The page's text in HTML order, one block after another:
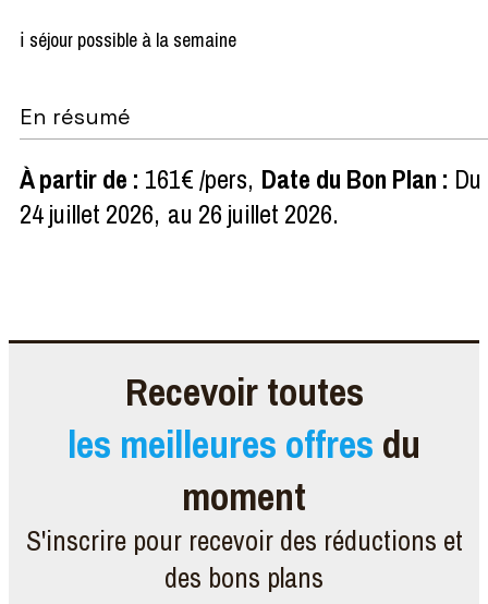
ℹ séjour possible à la semaine
En résumé
À partir de : 161€/pers Date du Bon Plan : Du
24 juillet 2026 au 26 juillet 2026
Recevoir toutes
les meilleures offres du
moment
S'inscrire pour recevoir des réductions et
des bons plans